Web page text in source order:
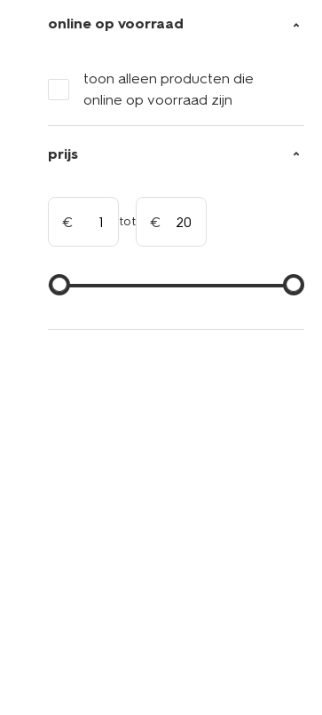
online op voorraad
toon alleen producten die
online op voorraad zijn
prijs
tot